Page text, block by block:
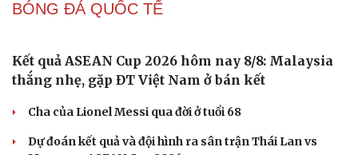
Lịch bán kết ASEAN Cup 2026: Việt Nam gặp
Malaysia, Thái Lan đối đầu Singapore